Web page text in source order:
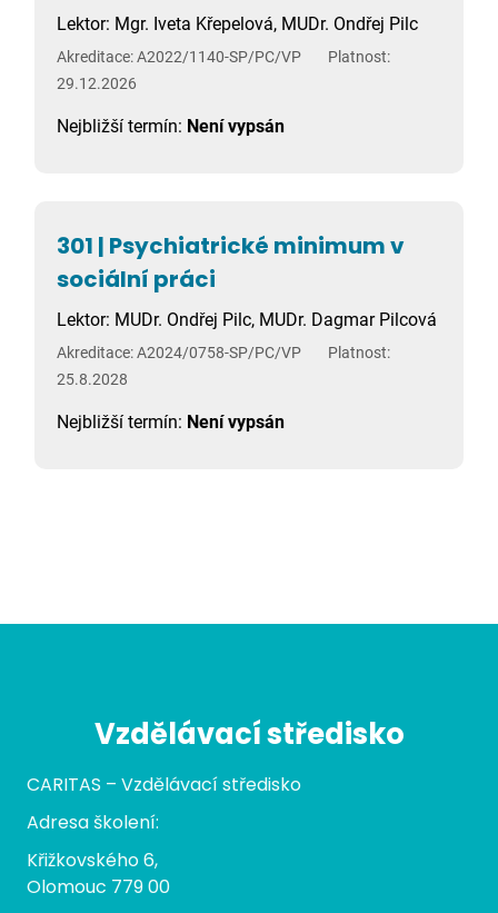
Lektor: Mgr. Iveta Křepelová, MUDr. Ondřej Pilc
Akreditace: A2022/1140-SP/PC/VP
Platnost:
29.12.2026
Nejbližší termín: Není vypsán
301 | Psychiatrické minimum v
sociální práci
Lektor: MUDr. Ondřej Pilc, MUDr. Dagmar Pilcová
Akreditace: A2024/0758-SP/PC/VP
Platnost:
25.8.2028
Nejbližší termín: Není vypsán
Vzdělávací středisko
CARITAS – Vzdělávací středisko
Adresa školení:
Křižkovského 6,
Olomouc 779 00